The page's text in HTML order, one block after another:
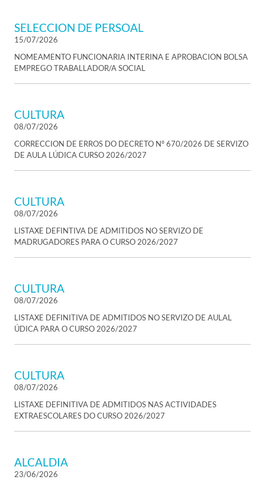
SELECCION DE PERSOAL
15/07/2026
NOMEAMENTO FUNCIONARIA INTERINA E APROBACION BOLSA
EMPREGO TRABALLADOR/A SOCIAL
CULTURA
08/07/2026
CORRECCION DE ERROS DO DECRETO Nº 670/2026 DE SERVIZO
DE AULA LÚDICA CURSO 2026/2027
CULTURA
08/07/2026
LISTAXE DEFINTIVA DE ADMITIDOS NO SERVIZO DE
MADRUGADORES PARA O CURSO 2026/2027
CULTURA
08/07/2026
LISTAXE DEFINITIVA DE ADMITIDOS NO SERVIZO DE AULAL
ÚDICA PARA O CURSO 2026/2027
CULTURA
08/07/2026
LISTAXE DEFINITIVA DE ADMITIDOS NAS ACTIVIDADES
EXTRAESCOLARES DO CURSO 2026/2027
ALCALDIA
23/06/2026